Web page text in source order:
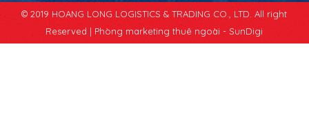
© 2019 HOANG LONG LOGISTICS & TRADING CO., LTD. All right
Reserved | Phòng marketing thuê ngoài - SunDigi